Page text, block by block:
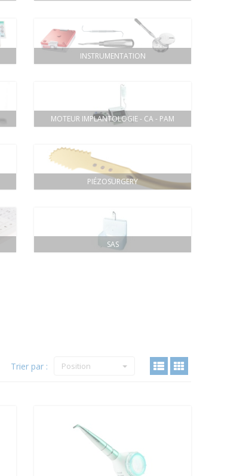
INSTRUMENTATION
MOTEUR IMPLANTOLOGIE - CA - PAM
PIÉZOSURGERY
SAS
Trier par : Position